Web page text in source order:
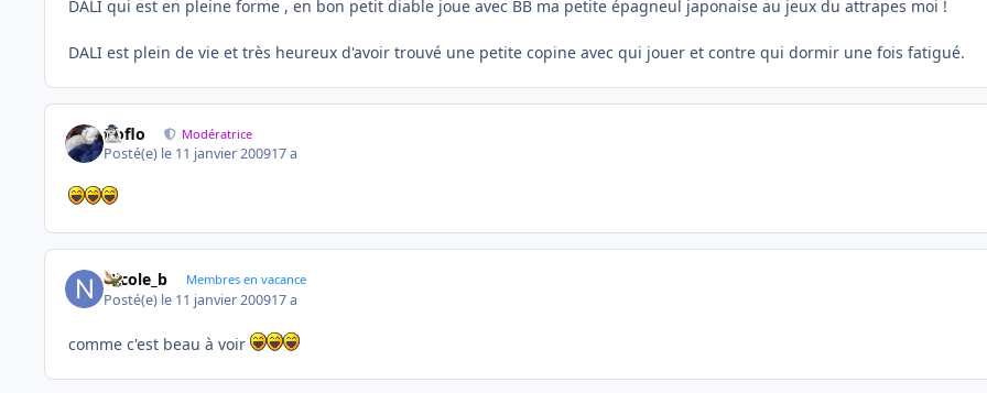
DALI qui est en pleine forme , en bon petit diable joue avec BB ma petite épagneul japonaise au jeux du attrapes moi !
DALI est plein de vie et très heureux d'avoir trouvé une petite copine avec qui jouer et contre qui dormir une fois fatigué.
floflo Modératrice
Posté(e) le 11 janvier 200917 a
Nicole_b Membres en vacance
Posté(e) le 11 janvier 200917 a
comme c'est beau à voir